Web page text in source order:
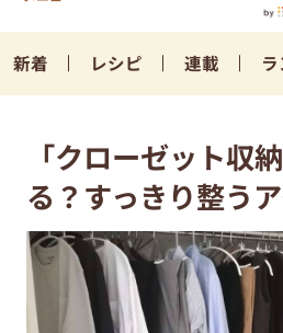
新着 レシピ 連載
「クローゼット収
る？すっきり整う